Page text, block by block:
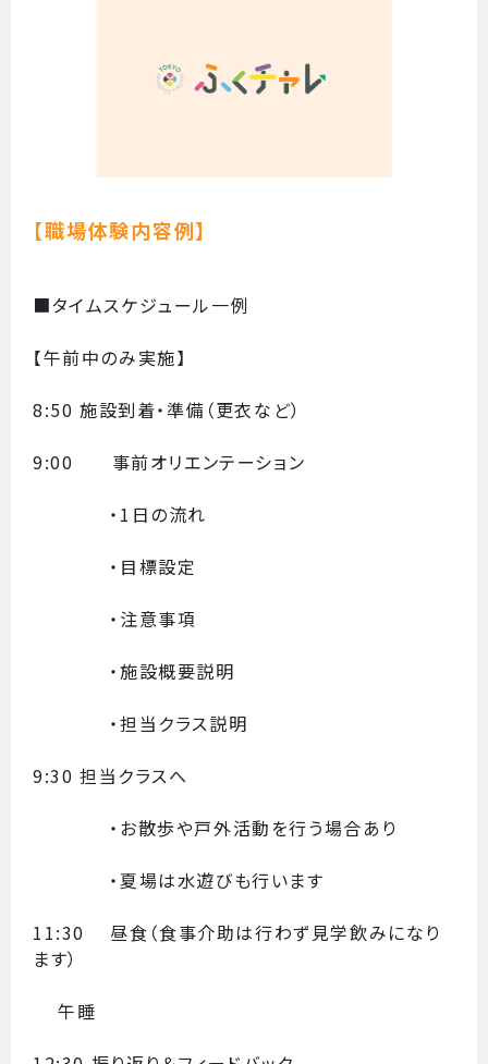
【職場体験内容例】
■タイムスケジュール一例
【午前中のみ実施】
8:50 施設到着・準備（更衣など）
9:00 事前オリエンテーション
・1日の流れ
・目標設定
・注意事項
・施設概要説明
・担当クラス説明
9:30 担当クラスへ
・お散歩や戸外活動を行う場合あり
・夏場は水遊びも行います
11:30 昼食（食事介助は行わず見学飲みになり
ます）
午睡